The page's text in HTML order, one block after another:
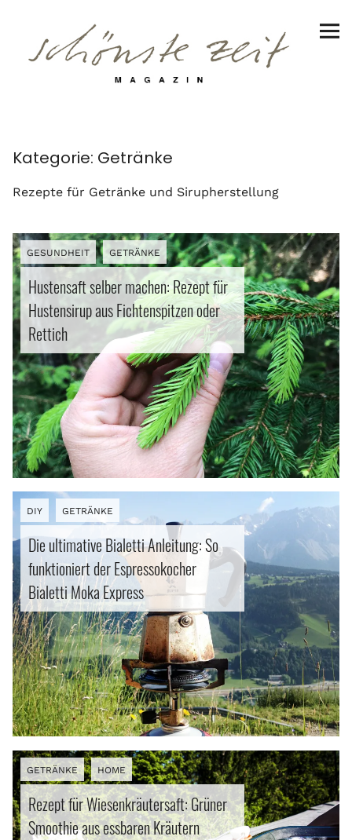
Reiseziele
Genuss
Restaurants
Erzeuger
Rezepte
Suppen
Pasta
Vegetarisch
Aus Topf und Pfanne
Fleisch & Fisch
Salat
Marmelade | Mus | Pesto
Brot
Kuchen und Kekse
Getränke
Lifestyle
Erlebnisse
Kategorie: Getränke
Rezepte für Getränke und Sirupherstellung
GESUNDHEIT GETRÄNKE
Hustensaft selber machen: Rezept für
Hustensirup aus Fichtenspitzen oder
Rettich
DIY GETRÄNKE
Die ultimative Bialetti Anleitung: So
funktioniert der Espressokocher
Bialetti Moka Express
GETRÄNKE HOME
Rezept für Wiesenkräutersaft: Grüner
Smoothie aus essbaren Kräutern